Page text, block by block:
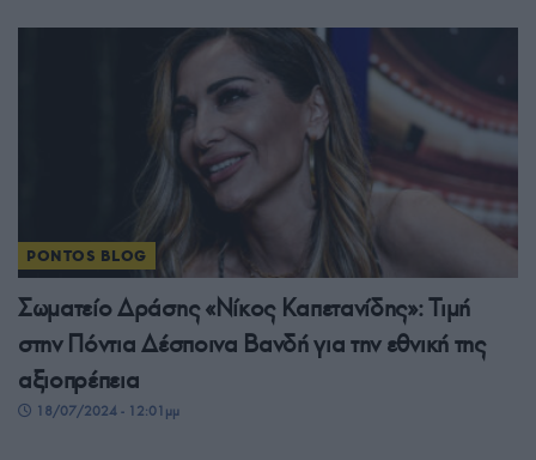
PONTOS BLOG
Σωματείο Δράσης «Νίκος Καπετανίδης»: Τιμή
στην Πόντια Δέσποινα Βανδή για την εθνική της
αξιοπρέπεια
18/07/2024 - 12:01μμ